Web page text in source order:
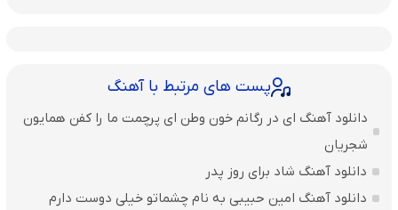
پست های مرتبط با آهنگ
دانلود آهنگ ای در رگانم خون وطن ای پرچمت ما را کفن همایون
شجریان
دانلود آهنگ شاد برای روز پدر
دانلود آهنگ امین حبیبی به نام چشماتو خیلی دوست دارم